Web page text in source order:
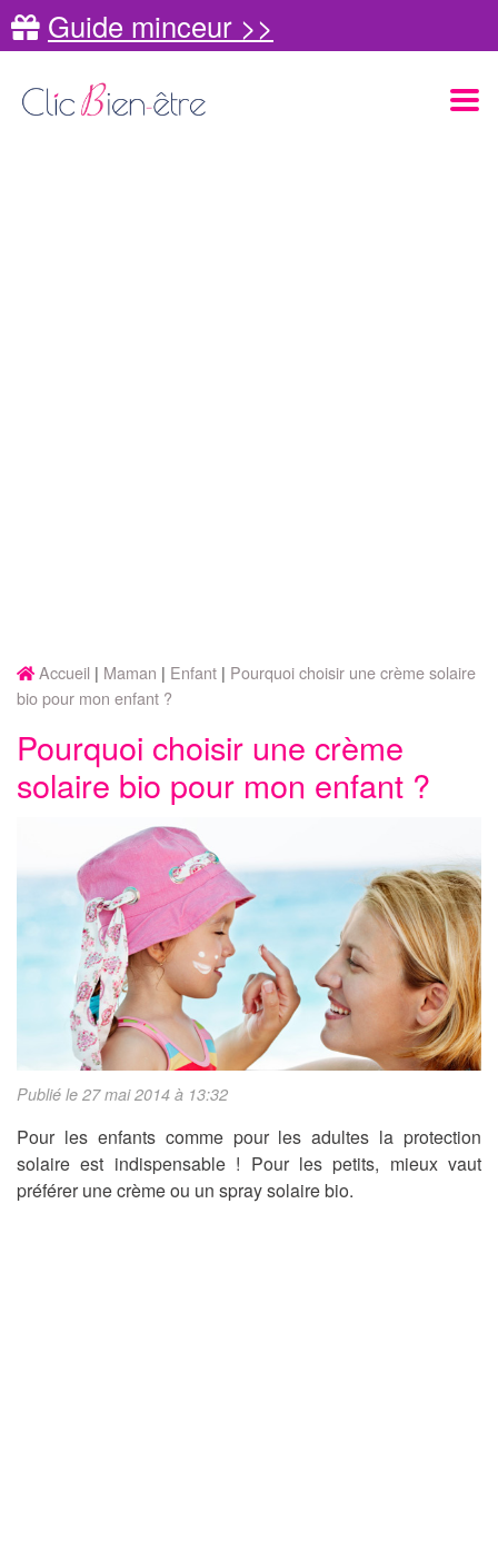
Guide minceur >>
Accueil Maman Enfant
Pourquoi choisir une crème solaire
bio pour mon enfant ?
Pourquoi choisir une crème
solaire bio pour mon enfant ?
Publié le 27 mai 2014 à 13:32
Pour les enfants comme pour les adultes la protection
solaire est indispensable ! Pour les petits, mieux vaut
préférer une crème ou un spray solaire bio.